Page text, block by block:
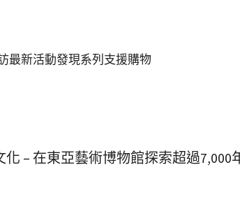
最新活動發現系列支援購物
– 在東亞藝術博物館探索超過7,000